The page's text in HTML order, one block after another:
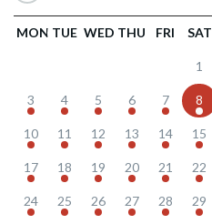
MON TUE WED THU FRI SAT
1
3 4 5 6 7 8
10 11 12 13 14 15
17 18 19 20 21 22
24 25 26 27 28 29